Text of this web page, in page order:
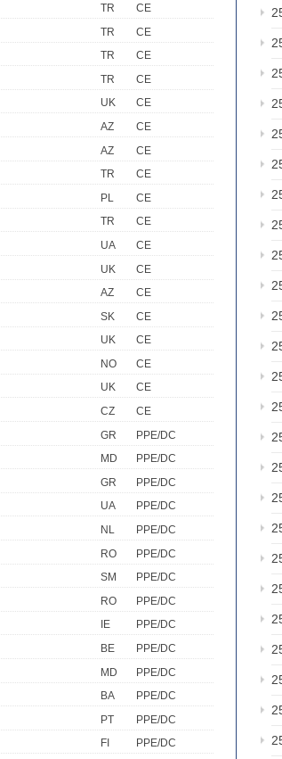
TR
CE
TR
CE
TR
CE
TR
CE
UK
CE
AZ
CE
AZ
CE
TR
CE
PL
CE
TR
CE
UA
CE
UK
CE
AZ
CE
SK
CE
UK
CE
NO
CE
UK
CE
CZ
CE
GR
PPE/DC
MD
PPE/DC
GR
PPE/DC
UA
PPE/DC
NL
PPE/DC
RO
PPE/DC
SM
PPE/DC
RO
PPE/DC
IE
PPE/DC
BE
PPE/DC
MD
PPE/DC
BA
PPE/DC
PT
PPE/DC
FI
PPE/DC